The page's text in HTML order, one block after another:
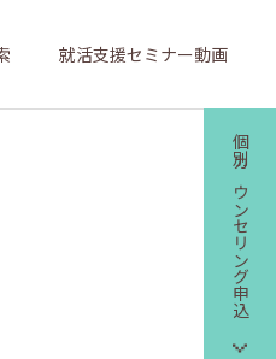
就活支援セミナー動画
個別カウンセリング申込